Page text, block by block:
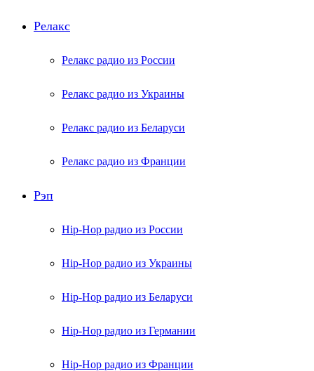
Релакс
Релакс радио из России
Релакс радио из Украины
Релакс радио из Беларуси
Релакс радио из Франции
Рэп
Hip-Hop радио из России
Hip-Hop радио из Украины
Hip-Hop радио из Беларуси
Hip-Hop радио из Германии
Hip-Hop радио из Франции